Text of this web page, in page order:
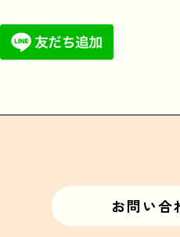
お問い合